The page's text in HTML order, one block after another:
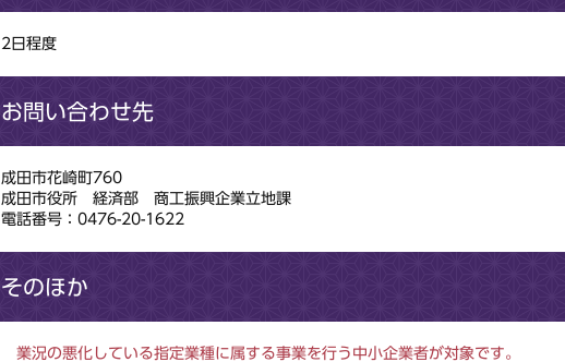
2日程度
お問い合わせ先
成田市花崎町760
成田市役所 経済部 商工振興企業立地課
電話番号：0476-20-1622
そのほか
業況の悪化している指定業種に属する事業を行う中小企業者が対象です。